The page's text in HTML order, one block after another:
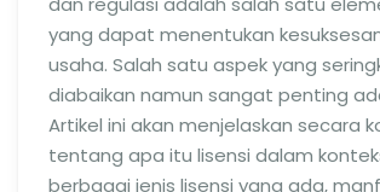
yang dapat menentukan
usaha. Salah satu aspek yang
diabaikan namun sangat penting
Artikel ini akan menjelaskan secara
tentang apa itu lisensi dalam
berbagai jenis lisensi yang ada,